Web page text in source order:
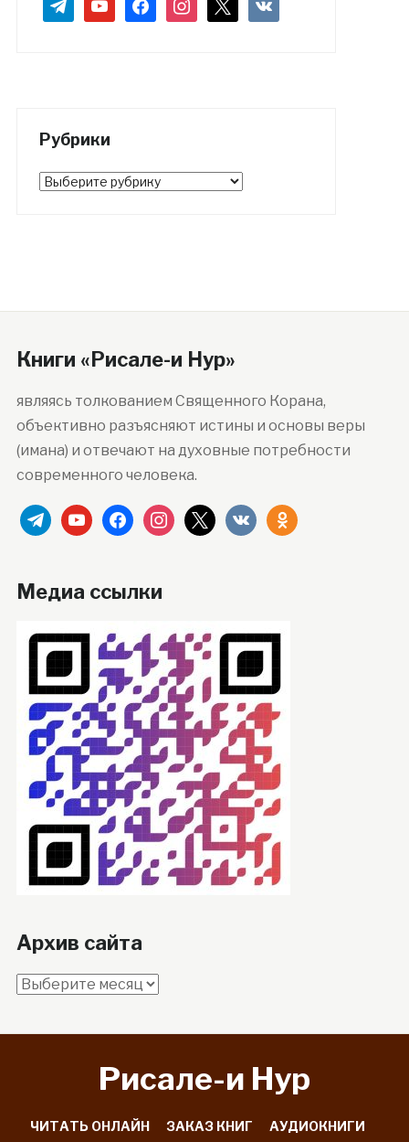
Рубрики
Рубрики
Книги «Рисале-и Нур»
являясь толкованием Священного Корана,
объективно разъясняют истины и основы веры
(имана) и отвечают на духовные потребности
современного человека.
telegramyoutubefacebookinstagram
x vkontakteodnoklassniki
Медиа ссылки
Архив сайта
Архив
Рисале-и Hyp
ЧИТАТЬ ОНЛАЙН ЗАКАЗ КНИГ АУДИОКНИГИ